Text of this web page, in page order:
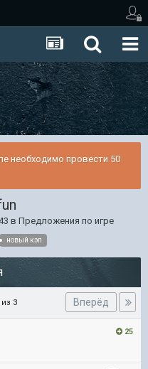
необходимо провести 50
в Предложения по игре
новый кэп
Вперёд
3
25